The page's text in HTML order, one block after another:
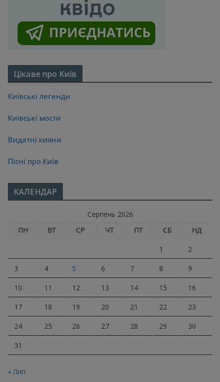
Цікаве про Київ
Київські легенди
Київські мости
Видатні кияни
Пісні про Київ
КАЛЕНДАР
Серпень 2026
ПН
ВТ СР ЧТ ПТ СБ НД
1 2
3 4 5 6 7 8 9
10 11 12 13 14 15 16
17 18 19 20 21 22 23
24 25 26 27 28 29 30
31
« Лип